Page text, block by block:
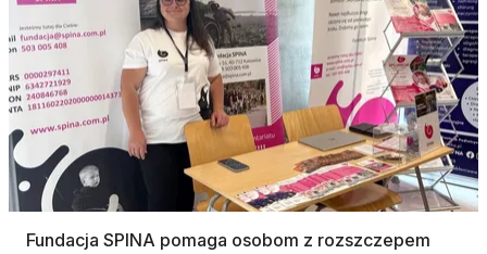
Fundacja SPINA pomaga osobom z rozszczepem